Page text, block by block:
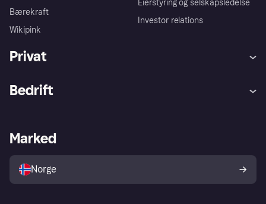
Bærekraft
Wikipink
Eierstyring og selskapsledelse
Investor relations
Privat
Utforsk butikker
Bedrift
Merchant portal
Marked
Norge